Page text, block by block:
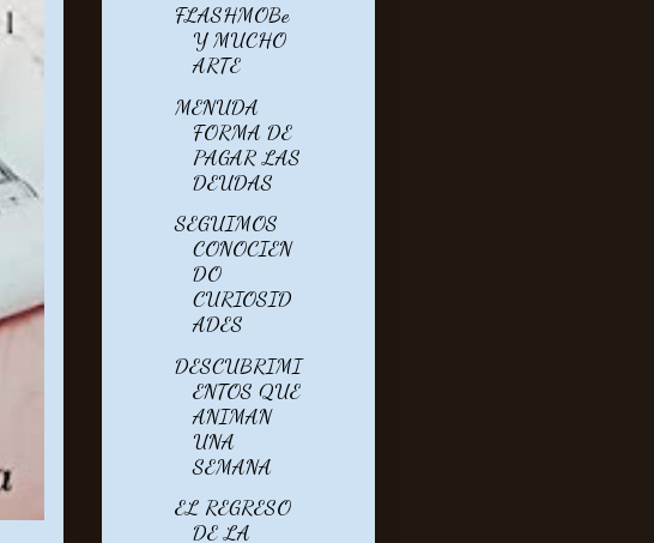
FLASHMOBe
Y MUCHO
ARTE
MENUDA
FORMA DE
PAGAR LAS
DEUDAS
SEGUIMOS
CONOCIEN
DO
CURIOSID
ADES
DESCUBRIMI
ENTOS QUE
ANIMAN
UNA
SEMANA
EL REGRESO
DE LA